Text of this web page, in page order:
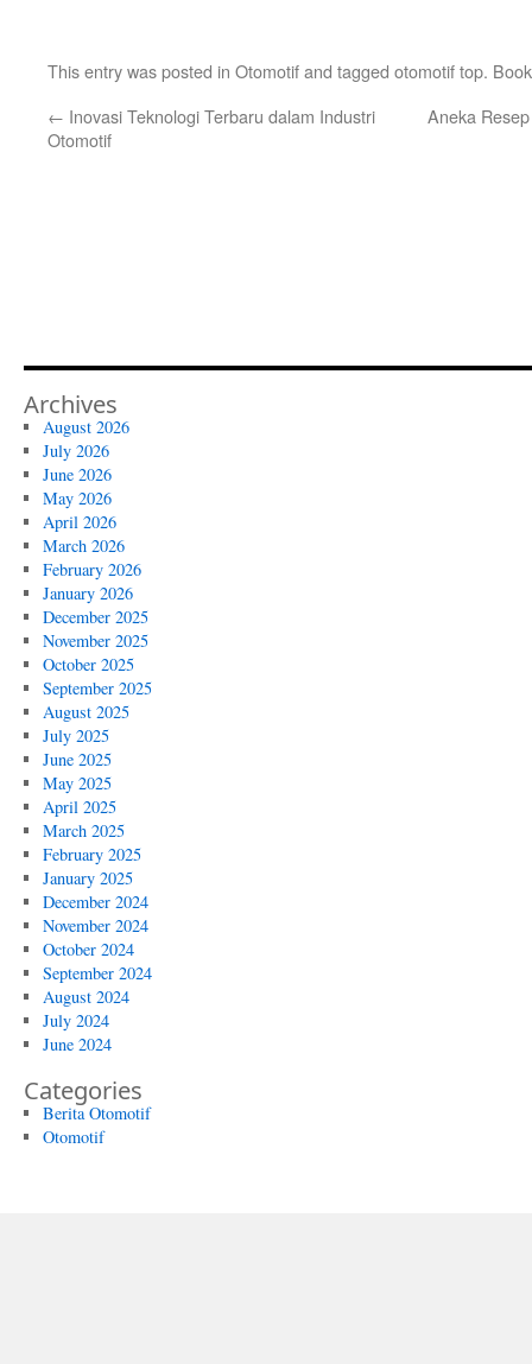
This entry was posted in Otomotifand tagged otomotif top.
← Inovasi Teknologi Terbaru dalam Industri
Otomotif
Aneka
Archives
August 2026
July 2026
June 2026
May 2026
April 2026
March 2026
February 2026
January 2026
December 2025
November 2025
October 2025
September 2025
August 2025
July 2025
June 2025
May 2025
April 2025
March 2025
February 2025
January 2025
December 2024
November 2024
October 2024
September 2024
August 2024
July 2024
June 2024
Categories
Berita Otomotif
Otomotif